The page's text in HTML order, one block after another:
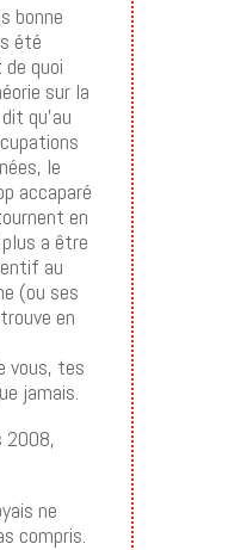
bonne
été
quoi
sur la
qu’au
le
accaparé
en
a être
au
(ou ses
en
vous, tes
jamais.
2008,
ne
compris.